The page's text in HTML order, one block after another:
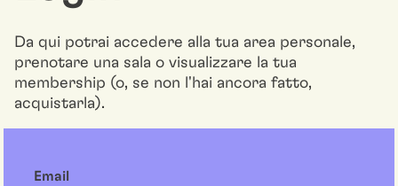
Da qui potrai accedere alla tua area personale,
prenotare una sala o visualizzare la tua
membership (o, se non l'hai ancora fatto,
acquistarla).
Email